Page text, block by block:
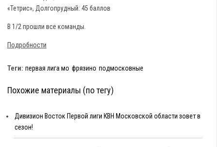
«Тетрис», Долгопрудный: 45 баллов
В 1/2 прошли все команды.
Подробности
Теги: первая лига мо фрязино подмосковные
Похожие материалы (по тегу)
Дивизион Восток Первой лиги КВН Московской области зовет в
сезон!